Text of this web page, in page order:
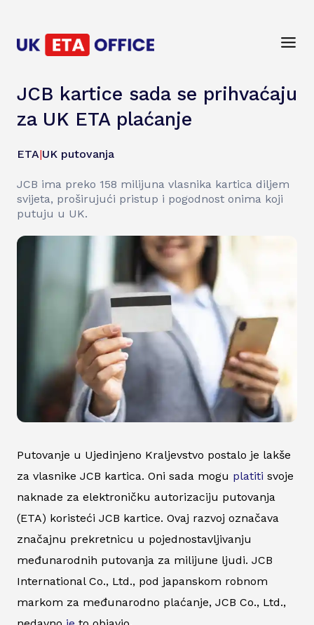
JCB kartice sada se prihvaćaju
za UK ETA plaćanje
ETA|UK putovanja
JCB ima preko 158 milijuna vlasnika kartica diljem
svijeta, proširujući pristup i pogodnost onima koji
putuju u UK.
Putovanje u Ujedinjeno Kraljevstvo postalo je lakše
za vlasnike JCB kartica. Oni sada mogu platiti svoje
naknade za elektroničku autorizaciju putovanja
(ETA) koristeći JCB kartice. Ovaj razvoj označava
značajnu prekretnicu u pojednostavljivanju
međunarodnih putovanja za milijune ljudi. JCB
International Co., Ltd., pod japanskom robnom
markom za međunarodno plaćanje, JCB Co., Ltd.,